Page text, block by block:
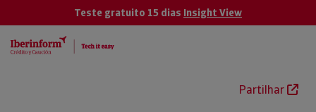
Teste gratuito 15 dias Insight View
Partilhar